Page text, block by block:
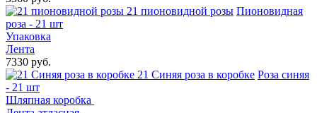
21 пионовидной розы Пионовидная
роза - 21 шт
Упаковка
Лента
7330 руб.
21 Синяя роза в коробке Роза синяя
- 21 шт
Шляпная коробка